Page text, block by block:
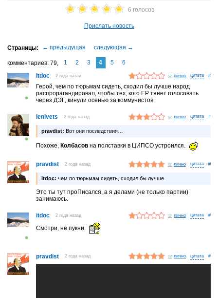
6 голосов
Прислать новость
комментариев 79 1 2 3 4 5
6
itdoc
2 года назад лично #
Герой, чем по тюрьмам сидеть, сходил бы лучше народ
распрорагандировал, чтобы тех, кого ЕР тянет голосовать
через ДЭГ, кинули осенью за коммунистов.
lenivets 2 года назад лично #
pravdist: Вот они последствия…
Похоже, Колбасов на полставки в ЦИПСО устроился.
pravdist 2 года назад лично #
itdoc: чем по тюрьмам сидеть, сходил бы лучше
Это ты тут проПисался, а я делами (не только партии)
занимаюсь.
itdoc 2 года назад лично #
Смотри, не пукни.
pravdist 2 года назад лично #